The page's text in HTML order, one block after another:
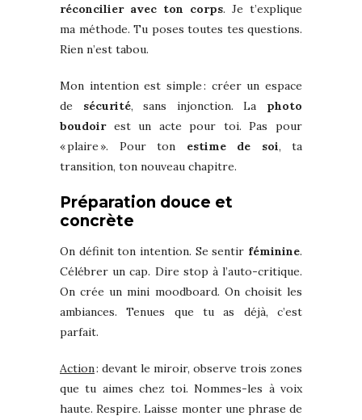
réconcilier avec ton corps. Je t’explique
ma méthode. Tu poses toutes tes questions.
Rien n’est tabou.
Mon intention est simple : créer un espace
de sécurité, sans injonction. La photo
boudoirest un acte pour toi. Pas pour
« plaire ». Pour ton estime de soi, ta
transition, ton nouveau chapitre.
Préparation douce et
concrète
On définit ton intention. Se sentir féminine.
Célébrer un cap. Dire stop à l’auto-critique.
On crée un mini moodboard. On choisit les
ambiances. Tenues que tu as déjà, c’est
parfait.
Action: devant le miroir, observe trois zones
que tu aimes chez toi. Nommes-les à voix
haute. Respire. Laisse monter une phrase de